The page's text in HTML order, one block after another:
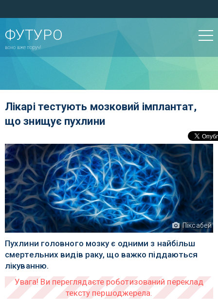
ФУТУРО
воно вже поруч!
Лікарі тестують мозковий імплантат,
що знищує пухлини
Піксабей
Пухлини головного мозку є одними з найбільш
смертельних видів раку, що важко піддаються
лікуванню.